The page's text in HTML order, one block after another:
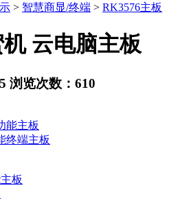
> 智慧商显/终端 > RK3576主板
云电脑主板
浏览次数：610
能主板
终端主板
板